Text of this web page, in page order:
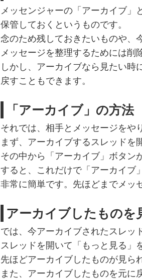
メッセンジャーの「アーカイブ」
保管しておくというものです。
念のため残しておきたいものや、
メッセージを整理するためには削
しかし、アーカイブなら見たい
戻すこともできます。
「アーカイブ」の方法
それでは、相手とメッセージをや
まず、アーカイブするスレッドを
その中から「アーカイブ」ボタン
すると、これだけで「アーカイブ
非常に簡単です。先ほどまでメッ
アーカイブしたものを
では、今アーカイブされたスレッ
スレッドを開いて「もっと見る」
先ほどアーカイブしたものが見ら
また、アーカイブしたものを元に